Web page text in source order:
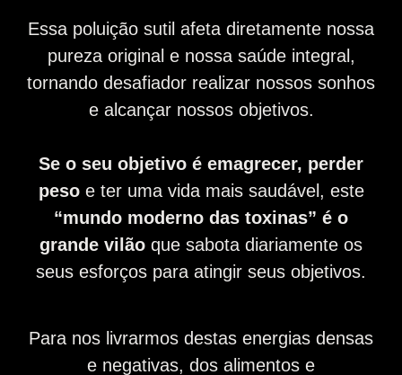
Essa poluição sutil afeta diretamente nossa
pureza original e nossa saúde integral,
tornando desafiador realizar nossos sonhos
e alcançar nossos objetivos.
Se o seu objetivo é emagrecer, perder
pesoe ter uma vida mais saudável, este
“mundo moderno das toxinas” é o
grande vilão que sabota diariamente os
seus esforços para atingir seus objetivos.
Para nos livrarmos destas energias densas
e negativas, dos alimentos e